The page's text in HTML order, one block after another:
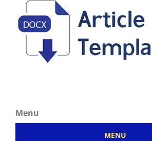
Menu
MENU